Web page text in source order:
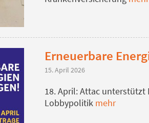
Erneuerbare
15. April 2026
18. April: Attac unterstützt
Lobbypolitik mehr